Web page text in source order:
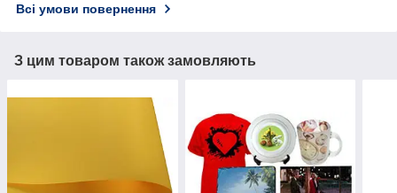
Всі умови повернення
З цим товаром також замовляють